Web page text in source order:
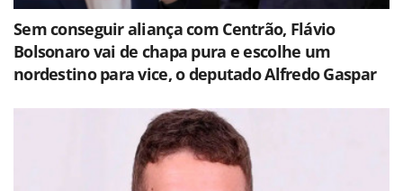
Sem conseguir aliança com Centrão, Flávio
Bolsonaro vai de chapa pura e escolhe um
nordestino para vice, o deputado Alfredo Gaspar